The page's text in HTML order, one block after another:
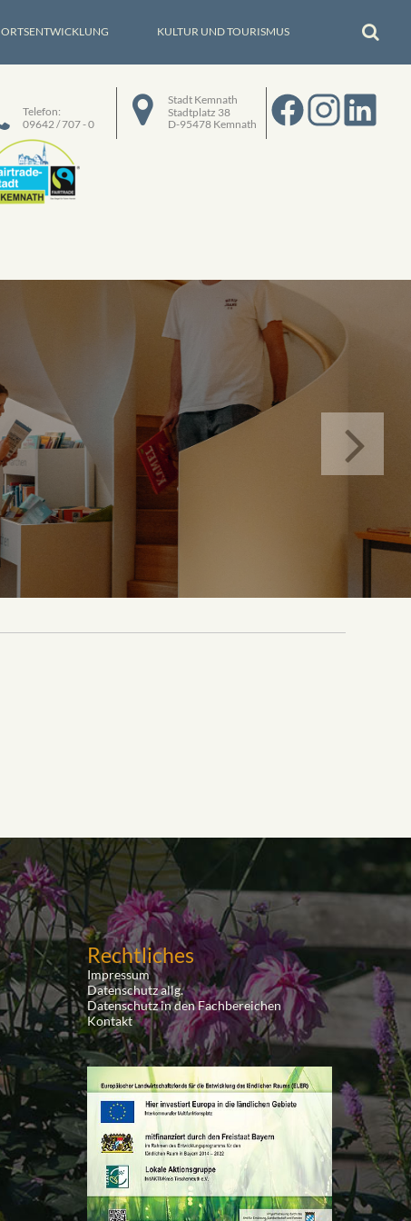
ORTSENTWICKLUNG KULTUR UND TOURISMUS
Telefon:
09642 / 707 - 0
Stadt Kemnath
Stadtplatz 38
D-95478 Kemnath
Rechtliches
Impressum
Datenschutz allg.
Datenschutz in den Fachbereichen
Kontakt